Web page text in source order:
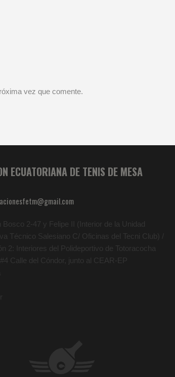
vez que comente.
ECUATORIANA DE TENIS DE MESA
Bosco 2-47 y Felipe II (Interior de la Unidad
Técnico Salesiano C/ Oficinas del Tecni Club) /
2: Interiores del Polideportivo de Totoracocha
Calle del Cóndor, junto al CEAR-EP